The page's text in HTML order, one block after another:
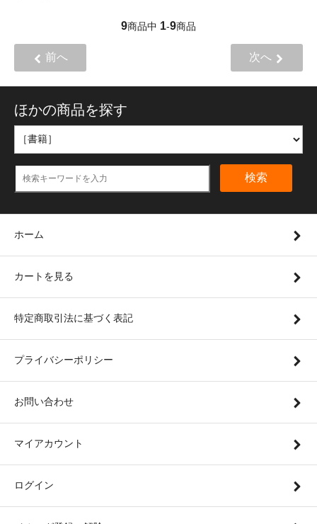
9商品中 1-9商品
前へ 次へ
ほかの商品を探す
検索
ホーム
カートを見る
特定商取引法に基づく表記
プライバシーポリシー
お問い合わせ
マイアカウント
ログイン